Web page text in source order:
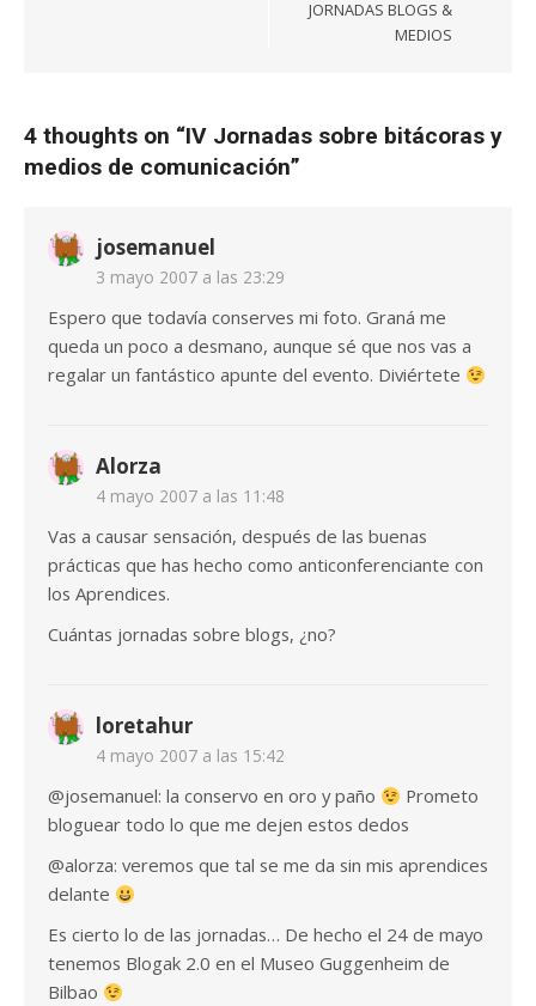
JORNADAS BLOGS &
MEDIOS
4 thoughts on “IV Jornadas sobre bitácoras y
medios de comunicación”
josemanuel
3 mayo 2007 a las 23:29
Espero que todavía conserves mi foto. Graná me
queda un poco a desmano, aunque sé que nos vas a
regalar un fantástico apunte del evento. Diviértete
Alorza
4 mayo 2007 a las 11:48
Vas a causar sensación, después de las buenas
prácticas que has hecho como anticonferenciante con
los Aprendices.
Cuántas jornadas sobre blogs, ¿no?
loretahur
4 mayo 2007 a las 15:42
@josemanuel: la conservo en oro y paño
Prometo
bloguear todo lo que me dejen estos dedos
@alorza: veremos que tal se me da sin mis aprendices
delante
Es cierto lo de las jornadas… De hecho el 24 de mayo
tenemos Blogak 2.0 en el Museo Guggenheim de
Bilbao